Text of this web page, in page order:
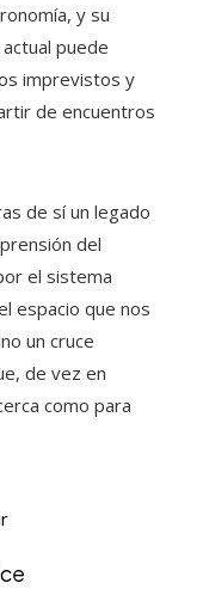
y su
puede
imprevistos y
de encuentros
de sí un legado
del
el sistema
espacio que nos
un cruce
de vez en
como para